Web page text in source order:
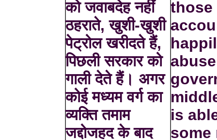
को जवाबदेह नहीं
ठहराते, खुशी-खुशी
पेट्रोल खरीदते हैं,
पिछली सरकार को
गाली देते हैं। अगर
कोई मध्यम वर्ग का
व्यक्ति तमाम
जद्दोजहद के बाद
those
is
some